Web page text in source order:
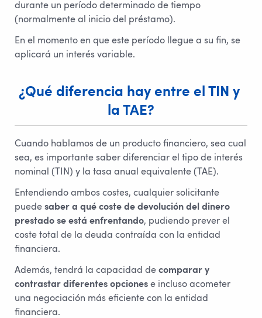
durante un período determinado de tiempo
(normalmente al inicio del préstamo).
En el momento en que este período llegue a su fin, se
aplicará un interés variable.
¿Qué diferencia hay entre el TIN y
la TAE?
Cuando hablamos de un producto financiero, sea cual
sea, es importante saber diferenciar el tipo de interés
nominal (TIN) y la tasa anual equivalente (TAE).
Entendiendo ambos costes, cualquier solicitante
puede saber a qué coste de devolución del dinero
prestado se está enfrentando, pudiendo prever el
coste total de la deuda contraída con la entidad
financiera.
Además, tendrá la capacidad de comparar y
contrastar diferentes opciones e incluso acometer
una negociación más eficiente con la entidad
financiera.